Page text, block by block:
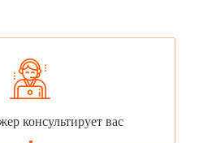
консультирует вас